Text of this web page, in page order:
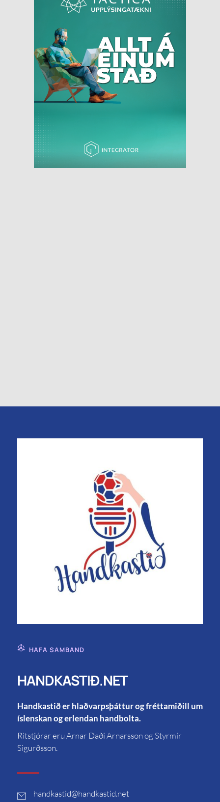
HAFA SAMBAND
HANDKASTIÐ.NET
Handkastið er hlaðvarpsþáttur og fréttamiðill um
íslenskan og erlendan handbolta.
Ritstjórar eru Arnar Daði Arnarsson og Styrmir
Sigurðsson.
handkastid@handkastid.net